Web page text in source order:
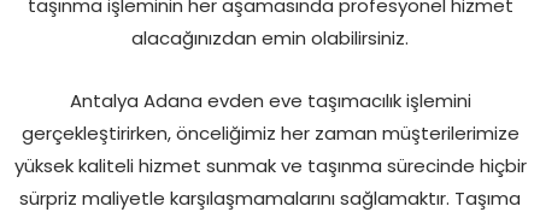
taşınma işleminin her aşamasında profesyonel hizmet
alacağınızdan emin olabilirsiniz.
Antalya Adana evden eve taşımacılık işlemini
gerçekleştirirken, önceliğimiz her zaman müşterilerimize
yüksek kaliteli hizmet sunmak ve taşınma sürecinde hiçbir
sürpriz maliyetle karşılaşmamalarını sağlamaktır. Taşıma